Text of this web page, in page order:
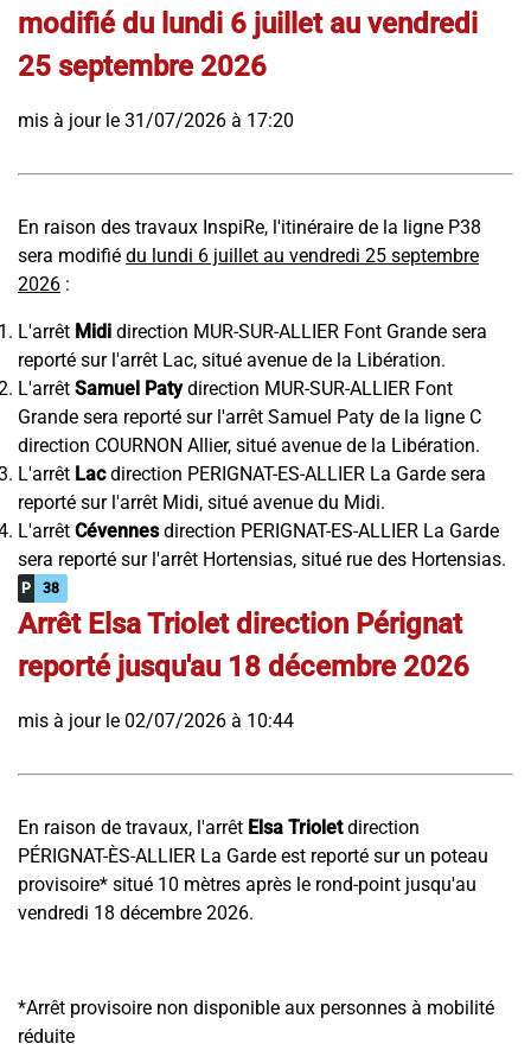
modifié du lundi 6 juillet au vendredi
25 septembre 2026
mis à jour le 31/07/2026 à 17:20
En raison des travaux InspiRe, l'itinéraire de la ligne P38
sera modifié du lundi 6 juillet au vendredi 25 septembre
2026 :
L'arrêt Midi direction MUR-SUR-ALLIER Font Grande sera
reporté sur l'arrêt Lac, situé avenue de la Libération.
L'arrêt Samuel Patydirection MUR-SUR-ALLIER Font
Grande sera reporté sur l'arrêt Samuel Paty de la ligne C
direction COURNON Allier, situé avenue de la Libération.
L'arrêt Lacdirection PERIGNAT-ES-ALLIER La Garde sera
reporté sur l'arrêt Midi, situé avenue du Midi.
L'arrêt Cévennesdirection PERIGNAT-ES-ALLIER La Garde
sera reporté sur l'arrêt Hortensias, situé rue des Hortensias.
P 38
Arrêt Elsa Triolet direction Pérignat
reporté jusqu'au 18 décembre 2026
mis à jour le 02/07/2026 à 10:44
En raison de travaux, l'arrêt Elsa Trioletdirection
PÉRIGNAT-ÈS-ALLIER La Garde est reporté sur un poteau
provisoire* situé 10 mètres après le rond-point jusqu'au
vendredi 18 décembre 2026.
*Arrêt provisoire non disponible aux personnes à mobilité
réduite